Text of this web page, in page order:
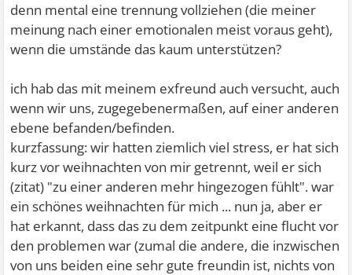
denn mental eine trennung vollziehen (die meiner
meinung nach einer emotionalen meist voraus geht),
wenn die umstände das kaum unterstützen?
ich hab das mit meinem exfreund auch versucht, auch
wenn wir uns, zugegebenermaßen, auf einer anderen
ebene befanden/befinden.
kurzfassung: wir hatten ziemlich viel stress, er hat sich
kurz vor weihnachten von mir getrennt, weil er sich
(zitat) "zu einer anderen mehr hingezogen fühlt". war
ein schönes weihnachten für mich ... nun ja, aber er
hat erkannt, dass das zu dem zeitpunkt eine flucht vor
den problemen war (zumal die andere, die inzwischen
von uns beiden eine sehr gute freundin ist, nichts von